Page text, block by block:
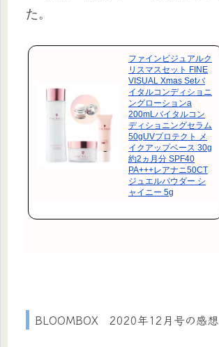
た。
ファインビジュアルク
リスマスセット FINE
VISUAL Xmas Setバ
イタルコンディショニ
ングローションa
200mLバイタルコン
ディショニングセラム
50gUVプロテクト メ
イクアップベース 30g
約2ヵ月分 SPF40
PA+++レアナニ50CT
ジュエルパウダー シ
ャイニー 5g
BLOOMBOX 2020年12月号の感想